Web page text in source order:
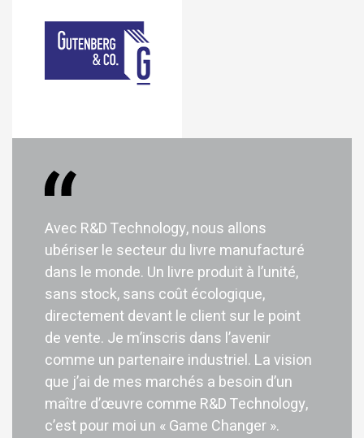
Avec R&D Technology, nous allons
ubériser le secteur du livre manufacturé
dans le monde. Un livre produit à l’unité,
sans stock, sans coût écologique,
directement devant le client sur le point
de vente. Je m’inscris dans l’avenir
comme un partenaire industriel. La vision
que j’ai de mes marchés a besoin d’un
maître d’œuvre comme R&D Technology,
c’est pour moi un « Game Changer ».